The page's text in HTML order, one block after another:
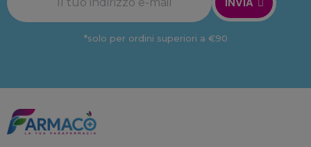
*solo per ordini superiori a €90